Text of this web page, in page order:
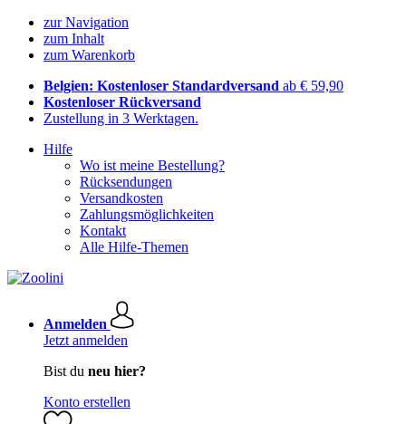
zur Navigation
zum Inhalt
zum Warenkorb
Belgien: Kostenloser Standardversand ab € 59,90
Kostenloser Rückversand
Zustellung in 3 Werktagen.
Hilfe
Wo ist meine Bestellung?
Rücksendungen
Versandkosten
Zahlungsmöglichkeiten
Kontakt
Alle Hilfe-Themen
Anmelden
Jetzt anmelden
Bist du neu hier?
Konto erstellen